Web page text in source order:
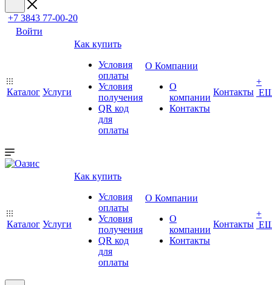
+7 3843 77-00-20
Войти
Каталог Услуги
Как купить
Условия
оплаты
Условия
получения
QR код
для
оплаты
О Компании
О
компании
Контакты
Контакты
+
Каталог Услуги
Как купить
Условия
оплаты
Условия
получения
QR код
для
оплаты
О Компании
О
компании
Контакты
Контакты
+